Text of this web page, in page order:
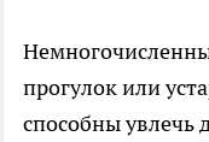
прогулок или
способны увлечь